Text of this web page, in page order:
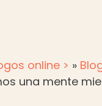
online > »
una mente